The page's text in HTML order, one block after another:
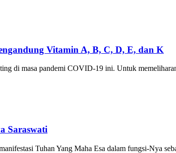
Vitamin A, B, C, D, E, dan K
di masa pandemi COVID-19 ini. Untuk
Saraswati
Tuhan Yang Maha Esa dalam fungsi-Nya